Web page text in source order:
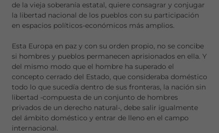
de la vieja soberanía estatal, quiere consagrar y conjugar
la libertad nacional de los pueblos con su participación
en espacios políticos-económicos más amplios.
Esta Europa en paz y con su orden propio, no se concibe
si hombres y pueblos permanecen aprisionados en ella. Y
del mismo modo que el hombre ha superado el
concepto cerrado del Estado, que consideraba doméstico
todo lo que sucedía dentro de sus fronteras, la nación sin
libertad -compuesta de un conjunto de hombres
privados de un derecho natural-, debe salir igualmente
del ámbito doméstico y entrar de lleno en el campo
internacional.